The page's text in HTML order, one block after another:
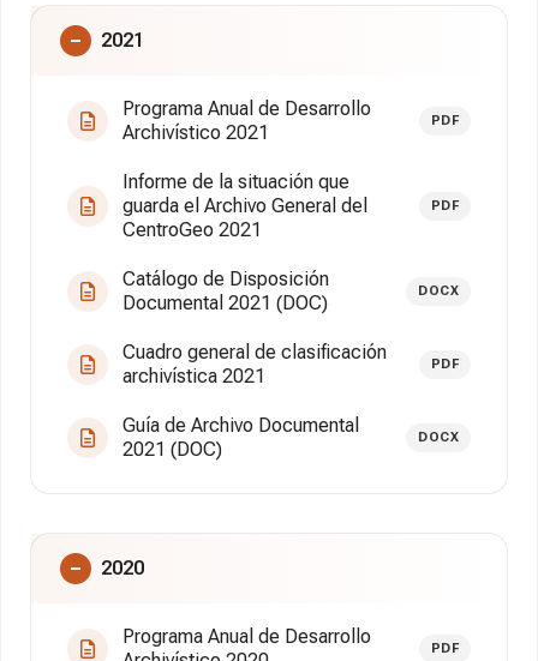
2021
Programa Anual de Desarrollo
Archivístico 2021
PDF
Informe de la situación que
guarda el Archivo General del
CentroGeo 2021
PDF
Catálogo de Disposición
Documental 2021 (DOC)
DOCX
Cuadro general de clasificación
archivística 2021
PDF
Guía de Archivo Documental
2021 (DOC)
DOCX
2020
Programa Anual de Desarrollo
PDF